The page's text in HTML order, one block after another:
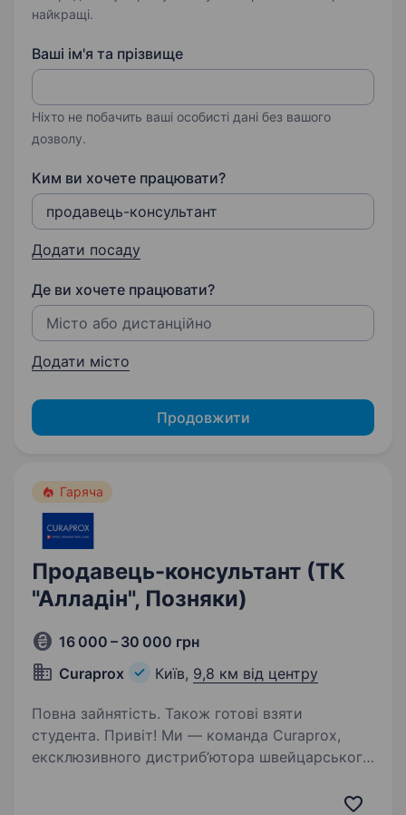
найкращі.
Ваші ім'я та прізвище
Ніхто не побачить ваші особисті дані без вашого
дозволу.
Ким ви хочете працювати?
Додати посаду
Де ви хочете працювати?
Додати місто
Продовжити
Гаряча
Продавець-консультант (ТК
"Алладін", Позняки)
16 000 – 30 000 грн
Curaprox
Київ, 9,8 км від центру
Повна зайнятість. Також готові взяти
студента. Привіт! Ми — команда Curaprox,
ексклюзивного дистриб’ютора швейцарського
допомагає людям піклуватися про здоров’я